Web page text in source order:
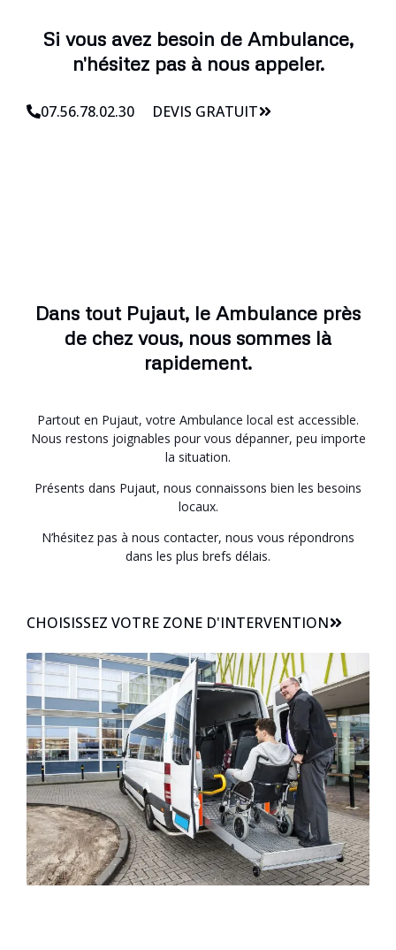
Si vous avez besoin de Ambulance,
n'hésitez pas à nous appeler.
07.56.78.02.30 DEVIS GRATUIT
Dans tout Pujaut, le Ambulance près
de chez vous, nous sommes là
rapidement.
Partout en Pujaut, votre Ambulance local est accessible.
Nous restons joignables pour vous dépanner, peu importe
la situation.
Présents dans Pujaut, nous connaissons bien les besoins
locaux.
N’hésitez pas à nous contacter, nous vous répondrons
dans les plus brefs délais.
CHOISISSEZ VOTRE ZONE D'INTERVENTION